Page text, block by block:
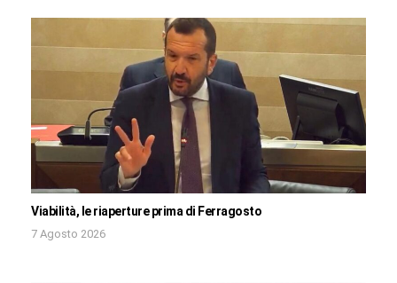
Viabilità, le riaperture prima di Ferragosto
7 Agosto 2026